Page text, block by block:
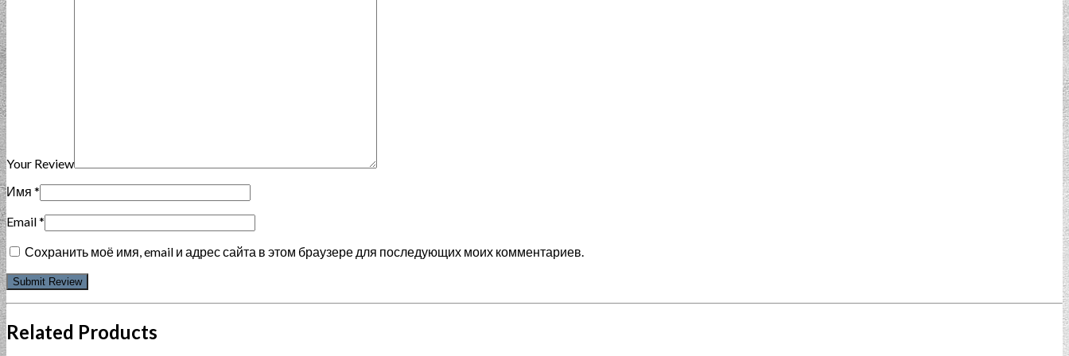
Your Review
Имя *
Email*
Сохранить моё имя, email и адрес сайта в этом браузере для последующих моих комментариев.
Related Products